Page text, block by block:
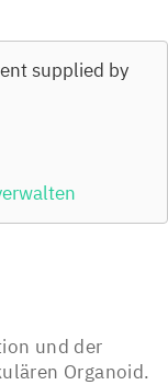
supplied by
und der
Organoid.